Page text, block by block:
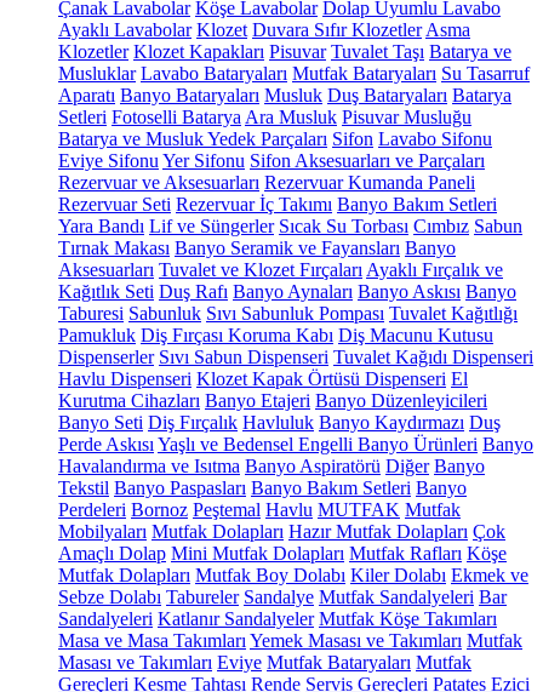
Çanak Lavabolar Köşe Lavabolar Dolap Uyumlu Lavabo
Ayaklı Lavabolar Klozet Duvara Sıfır Klozetler Asma
Klozetler Klozet Kapakları Pisuvar Tuvalet Taşı Batarya ve
Musluklar Lavabo Bataryaları Mutfak Bataryaları Su Tasarruf
Aparatı Banyo Bataryaları Musluk Duş Bataryaları Batarya
Setleri Fotoselli Batarya Ara Musluk Pisuvar Musluğu
Batarya ve Musluk Yedek Parçaları Sifon Lavabo Sifonu
Eviye Sifonu Yer Sifonu Sifon Aksesuarları ve Parçaları
Rezervuar ve Aksesuarları Rezervuar Kumanda Paneli
Rezervuar Seti Rezervuar İç Takımı Banyo Bakım Setleri
Yara Bandı Lif ve Süngerler Sıcak Su Torbası Cımbız Sabun
Tırnak Makası Banyo Seramik ve Fayansları Banyo
Aksesuarları Tuvalet ve Klozet Fırçaları Ayaklı Fırçalık ve
Kağıtlık Seti Duş Rafı Banyo Aynaları Banyo Askısı Banyo
Taburesi Sabunluk Sıvı Sabunluk Pompası Tuvalet Kağıtlığı
Pamukluk Diş Fırçası Koruma Kabı Diş Macunu Kutusu
Dispenserler Sıvı Sabun Dispenseri Tuvalet Kağıdı Dispenseri
Havlu Dispenseri Klozet Kapak Örtüsü Dispenseri El
Kurutma Cihazları Banyo Etajeri Banyo Düzenleyicileri
Banyo Seti Diş Fırçalık Havluluk Banyo Kaydırmazı Duş
Perde Askısı Yaşlı ve Bedensel Engelli Banyo Ürünleri Banyo
Havalandırma ve Isıtma Banyo Aspiratörü Diğer Banyo
Tekstil Banyo Paspasları Banyo Bakım Setleri Banyo
Perdeleri Bornoz Peştemal Havlu MUTFAK Mutfak
Mobilyaları Mutfak Dolapları Hazır Mutfak Dolapları Çok
Amaçlı Dolap Mini Mutfak Dolapları Mutfak Rafları Köşe
Mutfak Dolapları Mutfak Boy Dolabı Kiler Dolabı Ekmek ve
Sebze Dolabı Tabureler Sandalye Mutfak Sandalyeleri Bar
Sandalyeleri Katlanır Sandalyeler Mutfak Köşe Takımları
Masa ve Masa Takımları Yemek Masası ve Takımları Mutfak
Masası ve Takımları Eviye Mutfak Bataryaları Mutfak
Gereçleri Kesme Tahtası Rende Servis Gereçleri Patates Ezici